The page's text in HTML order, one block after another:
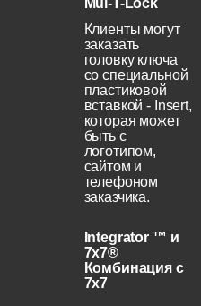
Mul-T-Lock
Клиенты могут
заказать
головку ключа
со специальной
пластиковой
вставкой - Insert,
которая может
быть с
логотипом,
сайтом и
телефоном
заказчика.
Integrator ™ и
7x7®
Комбинация с
7x7